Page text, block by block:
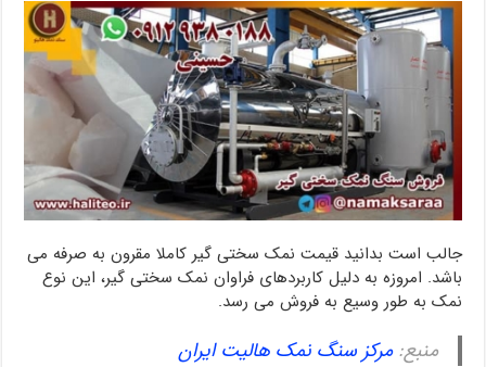
جالب است بدانید قیمت نمک سختی گیر کاملا مقرون به صرفه می
باشد. امروزه به دلیل کاربردهای فراوان نمک سختی گیر، این نوع
نمک به طور وسیع به فروش می رسد.
منبع:مرکز سنگ نمک هالیت ایران